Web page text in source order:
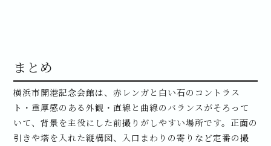
まとめ
横浜市開港記念会館は、赤レンガと白い石のコントラス
ト・重厚感のある外観・直線と曲線のバランスがそろって
いて、背景を主役にした前撮りがしやすい場所です。正面の
引きや塔を入れた縦構図、入口まわりの寄りなど定番の撮